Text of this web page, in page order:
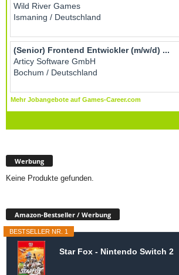
Werbung
Keine Produkte gefunden.
Amazon-Bestseller / Werbung
BESTSELLER NR. 1
Star Fox - Nintendo Switch 2